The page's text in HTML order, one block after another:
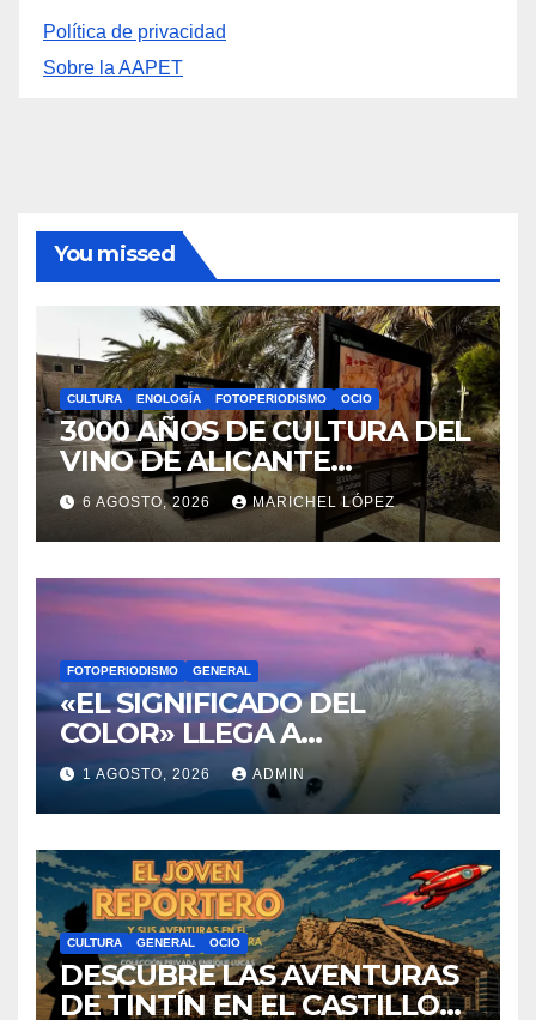
Política de privacidad
Sobre la AAPET
You missed
CULTURA ENOLOGÍA FOTOPERIODISMO OCIO
3000 AÑOS DE CULTURA DEL
VINO DE ALICANTE
RENACEN EN EL CASTILLO
DE SANTA BÁRBARA
6 AGOSTO, 2026 MARICHEL LÓPEZ
FOTOPERIODISMO GENERAL
«EL SIGNIFICADO DEL
COLOR» LLEGA A
VILLAJOYOSA
1 AGOSTO, 2026 ADMIN
CULTURA GENERAL OCIO
DESCUBRE LAS AVENTURAS
DE TINTÍN EN EL CASTILLO